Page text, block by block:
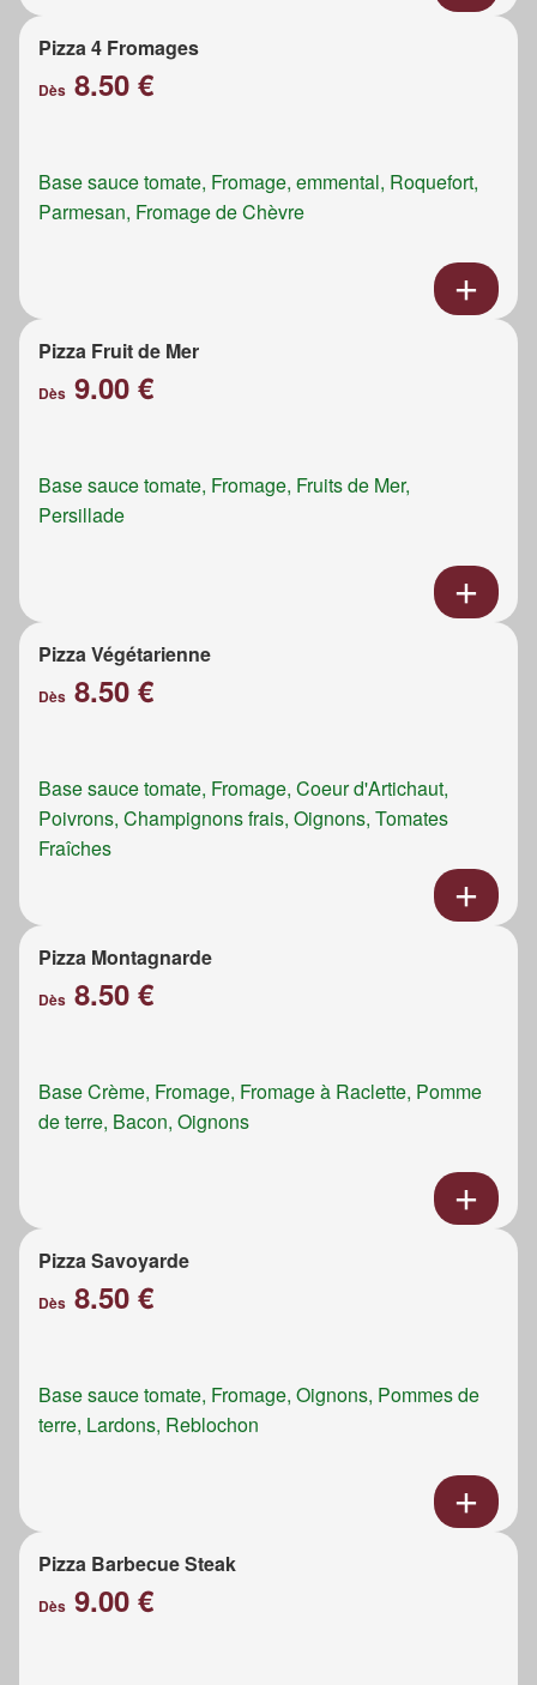
Pizza 4 Fromages
Dès 8.50 €
Base sauce tomate, Fromage, emmental, Roquefort,
Parmesan, Fromage de Chèvre
Pizza Fruit de Mer
Dès 9.00 €
Base sauce tomate, Fromage, Fruits de Mer,
Persillade
Pizza Végétarienne
Dès 8.50 €
Base sauce tomate, Fromage, Coeur d'Artichaut,
Poivrons, Champignons frais, Oignons, Tomates
Fraîches
Pizza Montagnarde
Dès 8.50 €
Base Crème, Fromage, Fromage à Raclette, Pomme
de terre, Bacon, Oignons
Pizza Savoyarde
Dès 8.50 €
Base sauce tomate, Fromage, Oignons, Pommes de
terre, Lardons, Reblochon
Pizza Barbecue Steak
Dès 9.00 €